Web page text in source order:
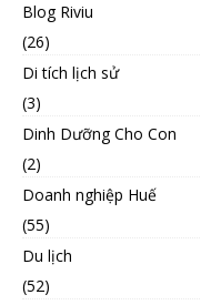
Blog Riviu
(26)
Di tích lịch sử
(3)
Dinh Dưỡng Cho Con
(2)
Doanh nghiệp Huế
(55)
Du lịch
(52)